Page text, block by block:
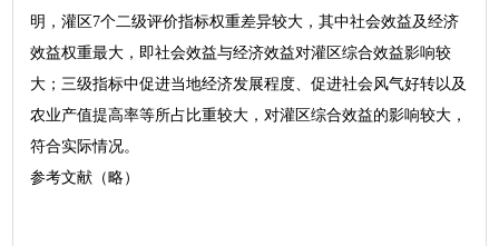
明，灌区7个二级评价指标权重差异较大，其中社会效益及经济
效益权重最大，即社会效益与经济效益对灌区综合效益影响较
大；三级指标中促进当地经济发展程度、促进社会风气好转以及
农业产值提高率等所占比重较大，对灌区综合效益的影响较大，
符合实际情况。
参考文献（略）